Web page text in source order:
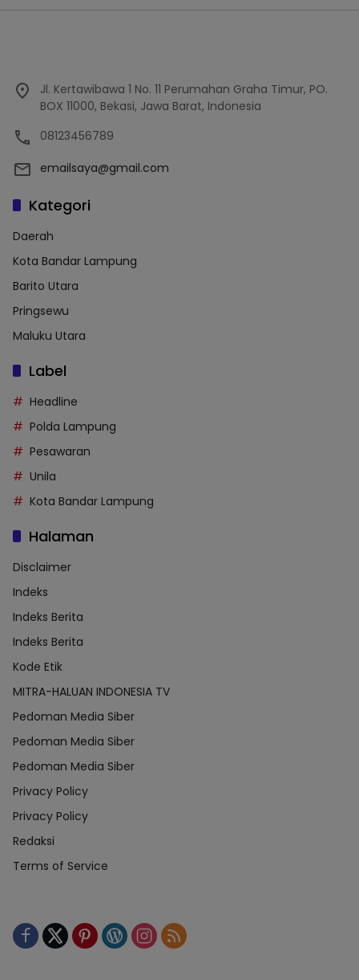
Jl. Kertawibawa 1 No. 11 Perumahan Graha Timur, PO.
BOX 11000, Bekasi, Jawa Barat, Indonesia
08123456789
emailsaya@gmail.com
Kategori
Daerah
Kota Bandar Lampung
Barito Utara
Pringsewu
Maluku Utara
Label
Headline
Polda Lampung
Pesawaran
Unila
Kota Bandar Lampung
Halaman
Disclaimer
Indeks
Indeks Berita
Indeks Berita
Kode Etik
MITRA-HALUAN INDONESIA TV
Pedoman Media Siber
Pedoman Media Siber
Pedoman Media Siber
Privacy Policy
Privacy Policy
Redaksi
Terms of Service